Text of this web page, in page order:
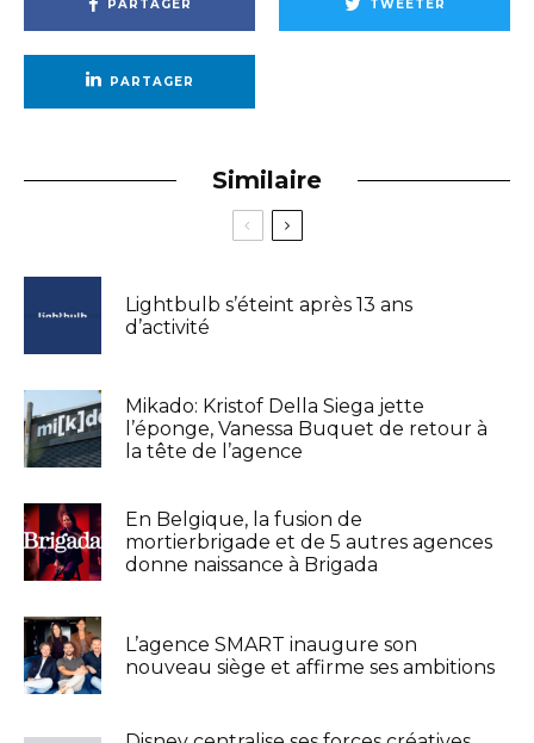
PARTAGER TWEETER
PARTAGER
Similaire
Lightbulb s’éteint après 13 ans
d’activité
Mikado: Kristof Della Siega jette
l’éponge, Vanessa Buquet de retour à
la tête de l’agence
En Belgique, la fusion de
mortierbrigade et de 5 autres agences
donne naissance à Brigada
L’agence SMART inaugure son
nouveau siège et affirme ses ambitions